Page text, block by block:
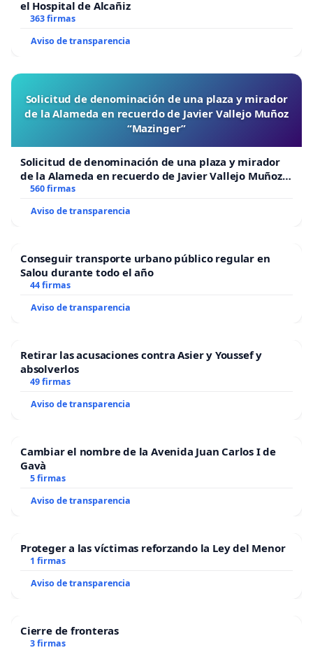
el Hospital de Alcañiz
363 firmas
Aviso de transparencia
Solicitud de denominación de una plaza y mirador
de la Alameda en recuerdo de Javier Vallejo Muñoz
“Mazinger”
Solicitud de denominación de una plaza y mirador
de la Alameda en recuerdo de Javier Vallejo Muñoz
“Mazinger”
560 firmas
Aviso de transparencia
Conseguir transporte urbano público regular en
Salou durante todo el año
44 firmas
Aviso de transparencia
Retirar las acusaciones contra Asier y Youssef y
absolverlos
49 firmas
Aviso de transparencia
Cambiar el nombre de la Avenida Juan Carlos I de
Gavà
5 firmas
Aviso de transparencia
Proteger a las víctimas reforzando la Ley del Menor
1 firmas
Aviso de transparencia
Cierre de fronteras
3 firmas